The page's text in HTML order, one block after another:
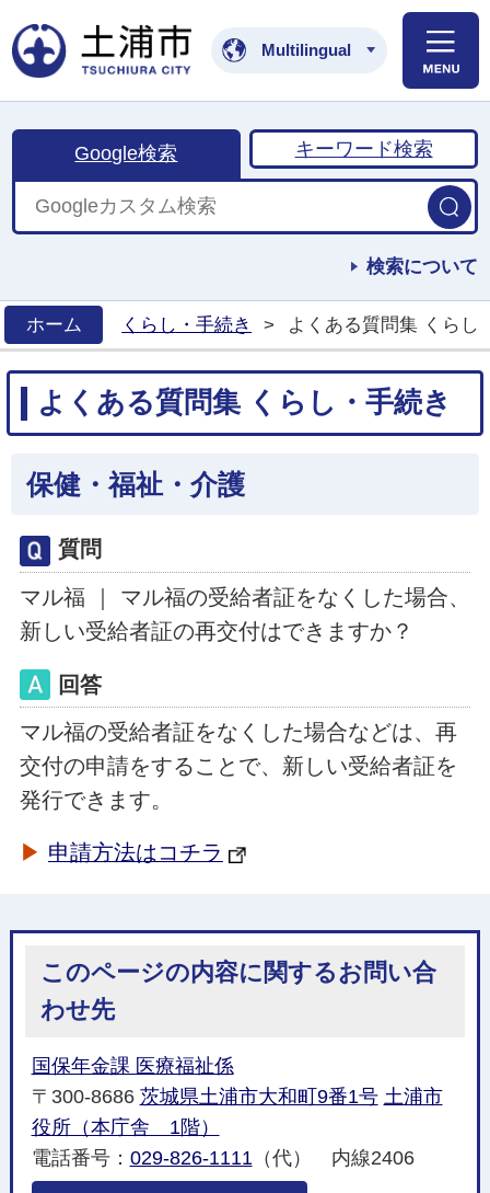
土浦市公式ホームペ
Multilingual
Google検索 キーワード検索
検索について
ホーム
くらし・手続き > よくある質問集 くらし
よくある質問集 くらし・手続き
保健・福祉・介護
質問
マル福 ｜ マル福の受給者証をなくした場合、
新しい受給者証の再交付はできますか？
回答
マル福の受給者証をなくした場合などは、再
交付の申請をすることで、新しい受給者証を
発行できます。
▶ 申請方法はコチラ
このページの内容に関するお問い合
わせ先
国保年金課 医療福祉係
〒300-8686 茨城県土浦市大和町9番1号 土浦市
役所（本庁舎 1階）
電話番号： 029-826-1111 （代） 内線2406